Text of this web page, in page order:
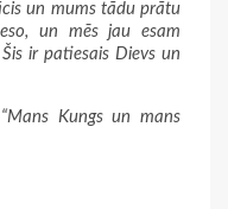
un mums tādu prātu
un mēs jau esam
ir patiesais Dievs un
Kungs un mans